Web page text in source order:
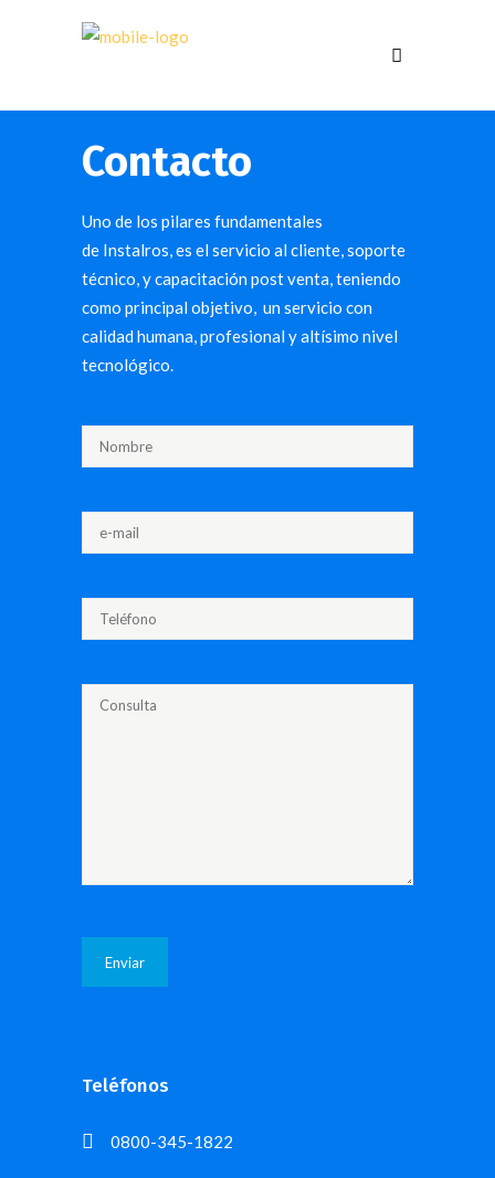
Contacto
Uno de los pilares fundamentales
de Instalros, es el servicio al cliente, soporte
técnico, y capacitación post venta, teniendo
como principal objetivo, un servicio con
calidad humana, profesional y altísimo nivel
tecnológico.
Teléfonos
0800-345-1822